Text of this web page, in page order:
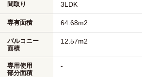
間取り 3LDK
専有面積 64.68m2
バルコニー
面積
12.57m2
専用使用
部分面積
-